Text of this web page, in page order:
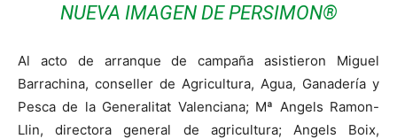
NUEVA IMAGEN DE PERSIMON®
Al acto de arranque de campaña asistieron Miguel
Barrachina, conseller de Agricultura, Agua, Ganadería y
Pesca de la Generalitat Valenciana; Mª Angels Ramon-
Llin, directora general de agricultura; Angels Boix,